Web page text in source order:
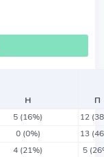
Н
П
5 (16%)
12
0 (0%)
13
4 (21%)
5